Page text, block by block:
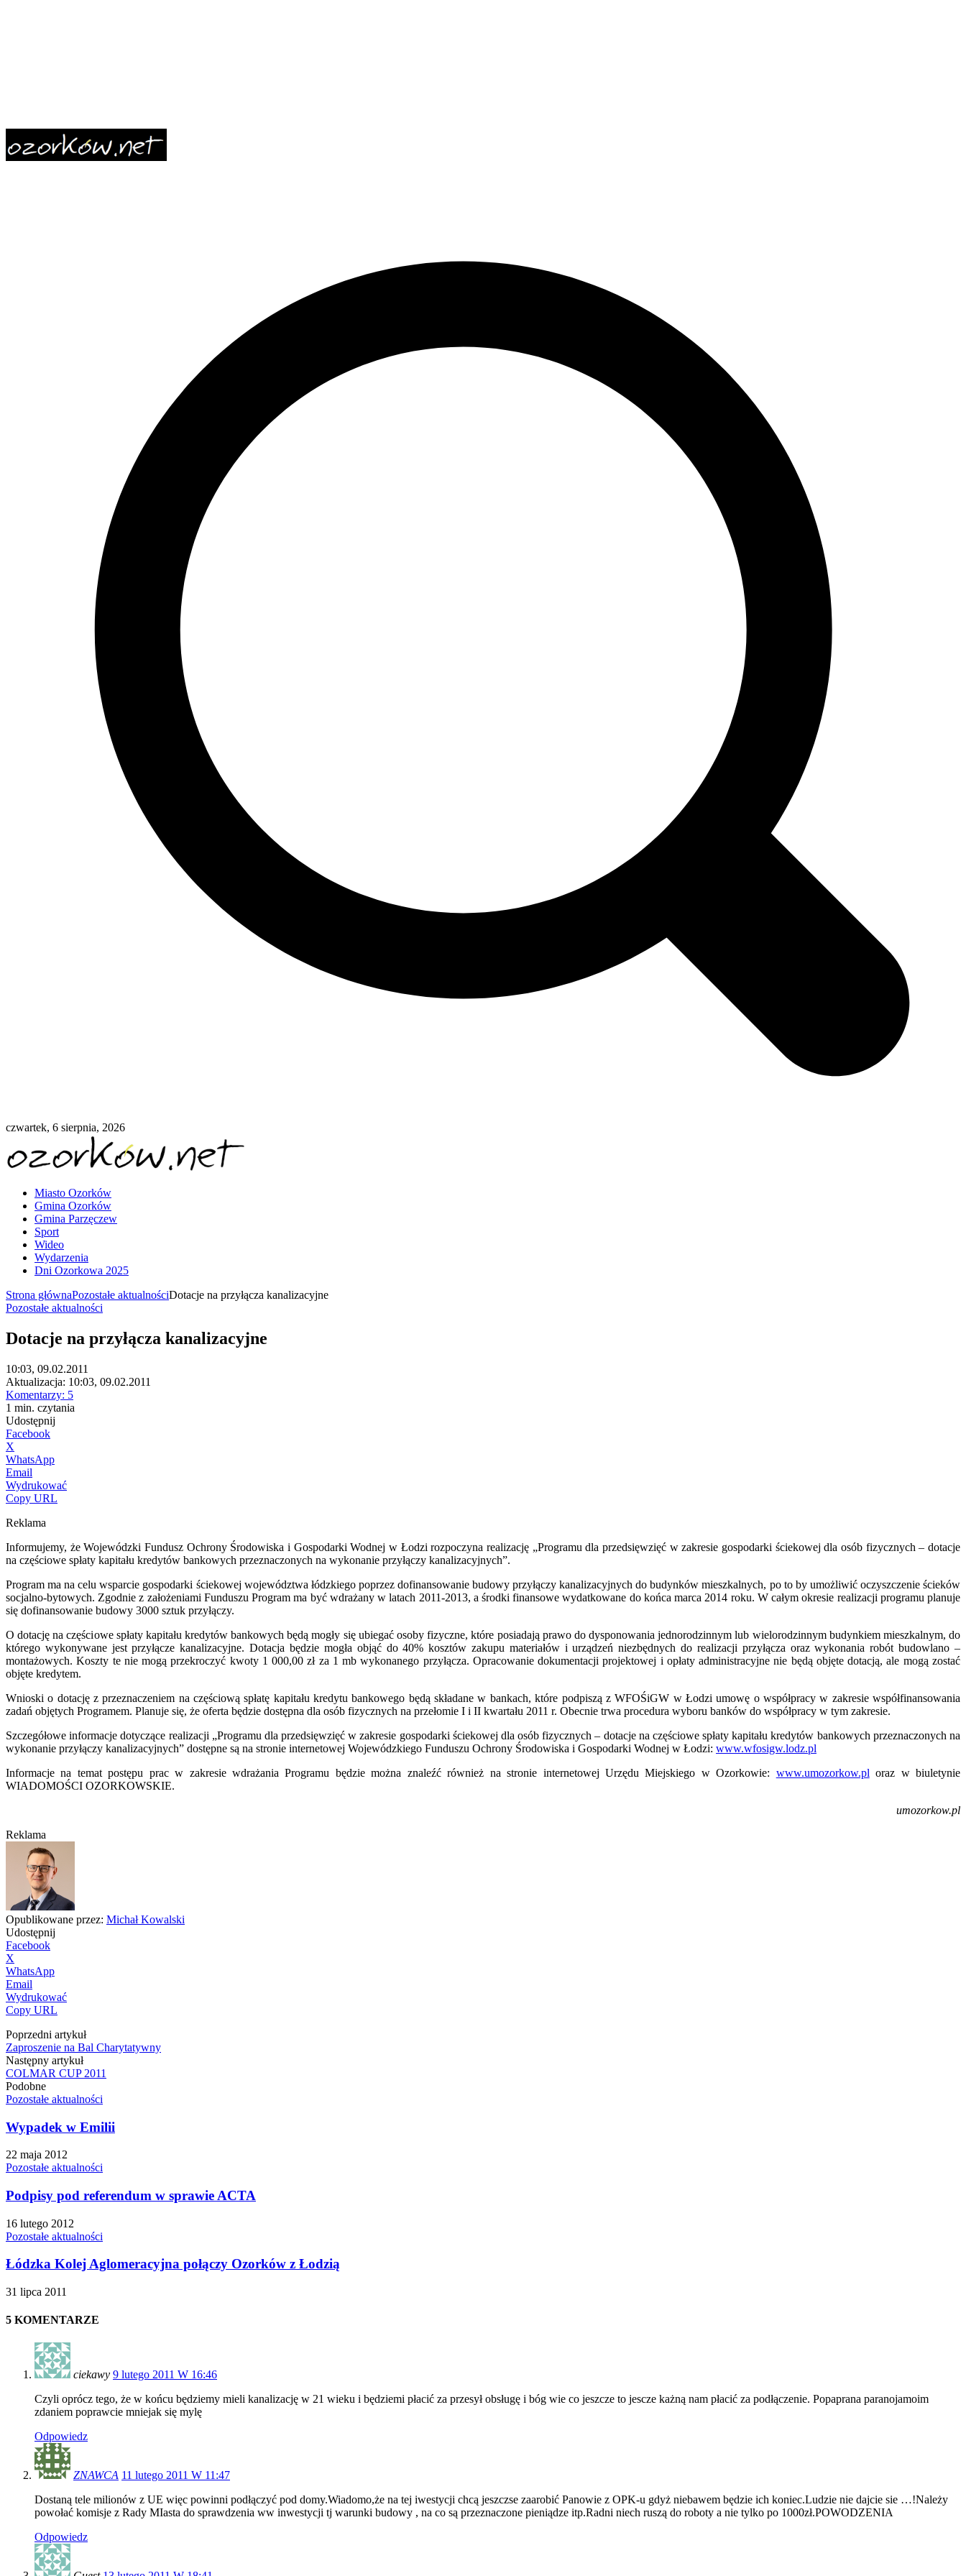
czwartek, 6 sierpnia, 2026
Miasto Ozorków
Gmina Ozorków
Gmina Parzęczew
Sport
Wideo
Wydarzenia
Dni Ozorkowa 2025
Strona głównaPozostałe aktualnościDotacje na przyłącza kanalizacyjne
Pozostałe aktualności
Dotacje na przyłącza kanalizacyjne
10:03, 09.02.2011
Aktualizacja: 10:03, 09.02.2011
Komentarzy: 5
1 min. czytania
Udostępnij
Facebook
X
WhatsApp
Email
Wydrukować
Copy URL
Reklama
Informujemy, że Wojewódzki Fundusz Ochrony Środowiska i Gospodarki Wodnej w Łodzi rozpoczyna realizację „Programu dla przedsięwzięć w zakresie gospodarki ściekowej dla osób fizycznych – dotacje
na częściowe spłaty kapitału kredytów bankowych przeznaczonych na wykonanie przyłączy kanalizacyjnych”.
Program ma na celu wsparcie gospodarki ściekowej województwa łódzkiego poprzez dofinansowanie budowy przyłączy kanalizacyjnych do budynków mieszkalnych, po to by umożliwić oczyszczenie ścieków
socjalno-bytowych. Zgodnie z założeniami Funduszu Program ma być wdrażany w latach 2011-2013, a środki finansowe wydatkowane do końca marca 2014 roku. W całym okresie realizacji programu planuje
się dofinansowanie budowy 3000 sztuk przyłączy.
O dotację na częściowe spłaty kapitału kredytów bankowych będą mogły się ubiegać osoby fizyczne, które posiadają prawo do dysponowania jednorodzinnym lub wielorodzinnym budynkiem mieszkalnym, do
którego wykonywane jest przyłącze kanalizacyjne. Dotacja będzie mogła objąć do 40% kosztów zakupu materiałów i urządzeń niezbędnych do realizacji przyłącza oraz wykonania robót budowlano –
montażowych. Koszty te nie mogą przekroczyć kwoty 1 000,00 zł za 1 mb wykonanego przyłącza. Opracowanie dokumentacji projektowej i opłaty administracyjne nie będą objęte dotacją, ale mogą zostać
objęte kredytem.
Wnioski o dotację z przeznaczeniem na częściową spłatę kapitału kredytu bankowego będą składane w bankach, które podpiszą z WFOŚiGW w Łodzi umowę o współpracy w zakresie współfinansowania
zadań objętych Programem. Planuje się, że oferta będzie dostępna dla osób fizycznych na przełomie I i II kwartału 2011 r. Obecnie trwa procedura wyboru banków do współpracy w tym zakresie.
Szczegółowe informacje dotyczące realizacji „Programu dla przedsięwzięć w zakresie gospodarki ściekowej dla osób fizycznych – dotacje na częściowe spłaty kapitału kredytów bankowych przeznaczonych na
wykonanie przyłączy kanalizacyjnych” dostępne są na stronie internetowej Wojewódzkiego Funduszu Ochrony Środowiska i Gospodarki Wodnej w Łodzi: www.wfosigw.lodz.pl
Informacje na temat postępu prac w zakresie wdrażania Programu będzie można znaleźć również na stronie internetowej Urzędu Miejskiego w Ozorkowie: www.umozorkow.pl oraz w biuletynie
WIADOMOŚCI OZORKOWSKIE.
umozorkow.pl
Reklama
Opublikowane przez: Michał Kowalski
Udostępnij
Facebook
X
WhatsApp
Email
Wydrukować
Copy URL
Poprzedni artykuł
Zaproszenie na Bal Charytatywny
Następny artykuł
COLMAR CUP 2011
Podobne
Pozostałe aktualności
Wypadek w Emilii
22 maja 2012
Pozostałe aktualności
Podpisy pod referendum w sprawie ACTA
16 lutego 2012
Pozostałe aktualności
Łódzka Kolej Aglomeracyjna połączy Ozorków z Łodzią
31 lipca 2011
5 KOMENTARZE
ciekawy 9 lutego 2011 W 16:46
Czyli oprócz tego, że w końcu będziemy mieli kanalizację w 21 wieku i będziemi płacić za przesył obsługę i bóg wie co jeszcze to jescze każną nam płacić za podłączenie. Popaprana paranojamoim
zdaniem poprawcie mniejak się mylę
Odpowiedz
ZNAWCA 11 lutego 2011 W 11:47
Dostaną tele milionów z UE więc powinni podłączyć pod domy.Wiadomo,że na tej iwestycji chcą jeszczse zaarobić Panowie z OPK-u gdyż niebawem będzie ich koniec.Ludzie nie dajcie sie …!Należy
powołać komisje z Rady MIasta do sprawdzenia ww inwestycji tj warunki budowy , na co są przeznaczone pieniądze itp.Radni niech ruszą do roboty a nie tylko po 1000zł.POWODZENIA
Odpowiedz